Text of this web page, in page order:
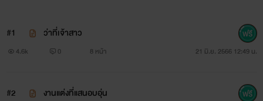
#1 ว่าที่เจ้าสาว
4.6k 0 8 หน้า 21 มิ.ย. 2566 12:49 น.
#2 งานแต่งที่แสนอบอุ่น